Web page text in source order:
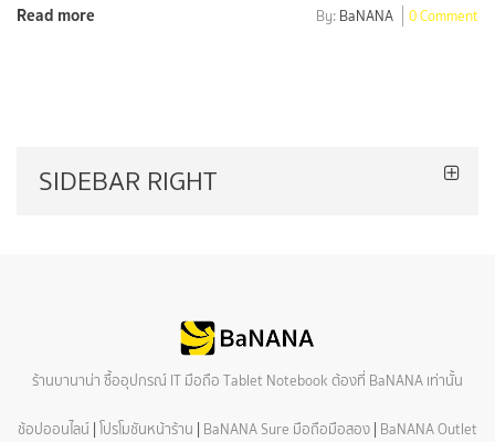
Read more By: BaNANA 0 Comment
SIDEBAR RIGHT
ร้านบานาน่า ซื้ออุปกรณ์ IT มือถือ Tablet Notebook ต้องที่ BaNANA เท่านั้น
ช้อปออนไลน์ | โปรโมชันหน้าร้าน | BaNANA Sure มือถือมือสอง | BaNANA Outlet